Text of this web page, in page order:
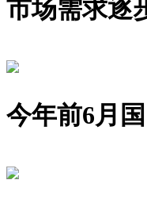
市场需求逐
今年前6月